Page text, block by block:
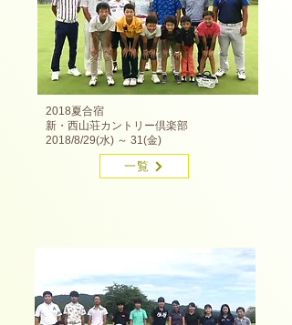
2018夏合宿
新・西山荘カントリー倶楽部
2018/8/29(水) ～ 31(金)
一覧